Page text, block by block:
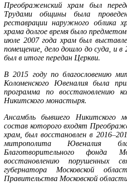
Преображенский храм был
Трудами общины была
реставрации наружного облика
храма долгое время было
июле 2007 года храм был
помещение, дело дошло до суда, и в
был в итоге передан Церкви.
В 2015 году по благословению
Коломенского Ювеналия была
программа по восстановлению
Никитского монастыря.
Ансамбль бывшего Никитского
состав которого входят
храм, был восстановлен в 2016–
митрополита Ювеналия
Благотворительного фонда
восстановлению порушенных
губернатора Московской
Правительства Московской